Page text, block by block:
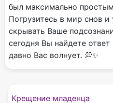
был максимально
Погрузитесь в мир снов и
скрывать Ваше
сегодня Вы найдете
давно Вас волнует. 💭✨
Крещение младенца